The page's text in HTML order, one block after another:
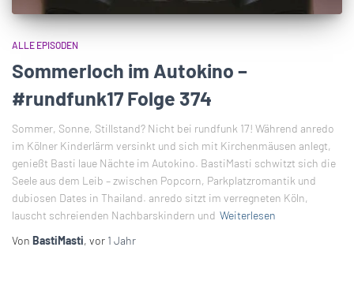
ALLE EPISODEN
Sommerloch im Autokino –
#rundfunk17 Folge 374
Sommer, Sonne, Stillstand? Nicht bei rundfunk 17! Während anredo
im Kölner Kinderlärm versinkt und sich mit Kirchenmäusen anlegt,
genießt Basti laue Nächte im Autokino. BastiMasti schwitzt sich die
Seele aus dem Leib – zwischen Popcorn, Parkplatzromantik und
dubiosen Dates in Thailand. anredo sitzt im verregneten Köln,
lauscht schreienden Nachbarskindern und Weiterlesen
Von BastiMasti, vor 1 Jahr